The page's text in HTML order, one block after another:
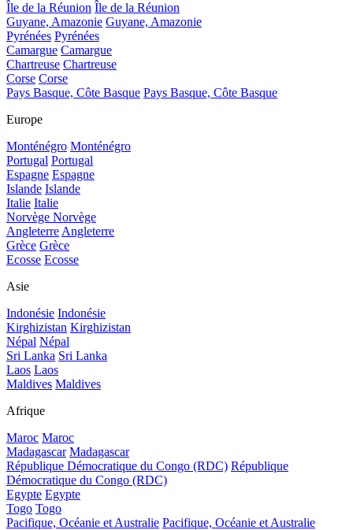
Île de la Réunion Île de la Réunion
Guyane, Amazonie Guyane, Amazonie
Pyrénées Pyrénées
Camargue Camargue
Chartreuse Chartreuse
Corse Corse
Pays Basque, Côte Basque Pays Basque, Côte Basque
Europe
Monténégro Monténégro
Portugal Portugal
Espagne Espagne
Islande Islande
Italie Italie
Norvège Norvège
Angleterre Angleterre
Grèce Grèce
Ecosse Ecosse
Asie
Indonésie Indonésie
Kirghizistan Kirghizistan
Népal Népal
Sri Lanka Sri Lanka
Laos Laos
Maldives Maldives
Afrique
Maroc Maroc
Madagascar Madagascar
République Démocratique du Congo (RDC) République
Démocratique du Congo (RDC)
Egypte Egypte
Togo Togo
Pacifique, Océanie et Australie Pacifique, Océanie et Australie